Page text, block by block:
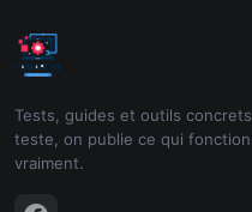
Tests, guides et outils
teste, on publie ce qui
vraiment.